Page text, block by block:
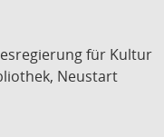
für Kultur
Neustart